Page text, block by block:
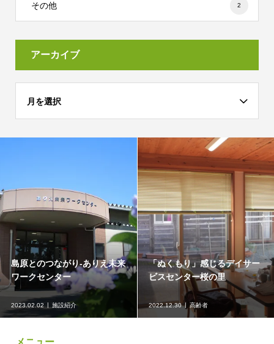
その他 2
アーカイブ
月を選択
島原とのつながり-ありえ未来
ワークセンター
2023.02.02 施設紹介
「ぬくもり」感じるデイサー
ビスセンター桜の里
2022.12.30 高齢者
メニュー